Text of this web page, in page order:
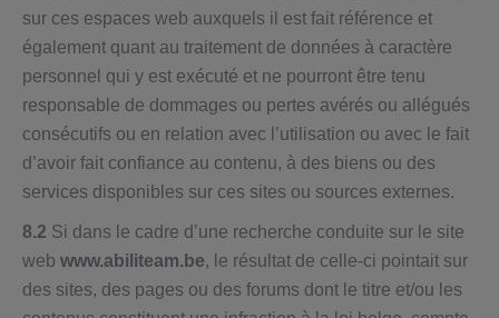
sur ces espaces web auxquels il est fait référence et
également quant au traitement de données à caractère
personnel qui y est exécuté et ne pourront être tenu
responsable de dommages ou pertes avérés ou allégués
consécutifs ou en relation avec l’utilisation ou avec le fait
d’avoir fait confiance au contenu, à des biens ou des
services disponibles sur ces sites ou sources externes.
8.2 Si dans le cadre d’une recherche conduite sur le site
web www.abiliteam.be, le résultat de celle-ci pointait sur
des sites, des pages ou des forums dont le titre et/ou les